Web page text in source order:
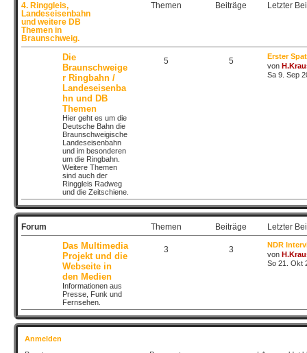
4. Ringgleis,
Landeseisenbahn
und weitere DB
Themen in
Braunschweig.
Themen Beiträge Letzter
Die
Braunschweige
r Ringbahn /
Landeseisenba
hn und DB
Themen
Hier geht es um die
Deutsche Bahn die
Braunschweigische
Landeseisenbahn
und im besonderen
um die Ringbahn.
Weitere Themen
sind auch der
Ringgleis Radweg
und die Zeitschiene.
5 5
Erster
von
Sa 9. Sep
Forum Themen Beiträge Letzter
Das Multimedia
Projekt und die
Webseite in
den Medien
Informationen aus
Presse, Funk und
Fernsehen.
3 3
NDR
von
So 21. Okt
Anmelden